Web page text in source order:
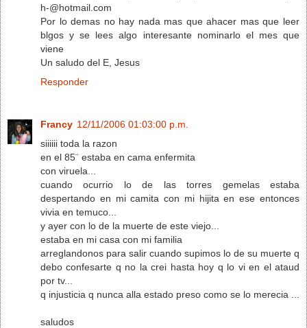
h-@hotmail.com
Por lo demas no hay nada mas que ahacer mas que leer
blgos y se lees algo interesante nominarlo el mes que
viene
Un saludo del E, Jesus
Responder
Francy 12/11/2006 01:03:00 p.m.
siiiiii toda la razon
en el 85¨ estaba en cama enfermita
con viruela...
cuando ocurrio lo de las torres gemelas estaba
despertando en mi camita con mi hijita en ese entonces
vivia en temuco...
y ayer con lo de la muerte de este viejo...
estaba en mi casa con mi familia
arreglandonos para salir cuando supimos lo de su muerte q
debo confesarte q no la crei hasta hoy q lo vi en el ataud
por tv...
q injusticia q nunca alla estado preso como se lo merecia ...
saludos